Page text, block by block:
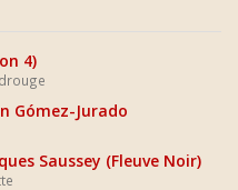
4)
Gómez-Jurado
Saussey (Fleuve Noir)